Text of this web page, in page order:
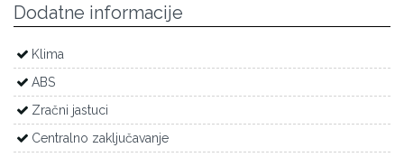
Dodatne informacije
Klima
ABS
Zračni jastuci
Centralno zaključavanje